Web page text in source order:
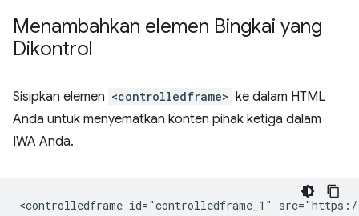
Menambahkan elemen Bingkai yang
Dikontrol
Sisipkan elemen <controlledframe> ke dalam HTML
Anda untuk menyematkan konten pihak ketiga dalam
IWA Anda.
<controlledframe id="controlledframe_1" src="https://